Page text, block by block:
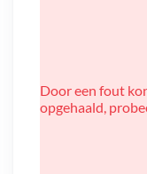
Door een fout
opgehaald,